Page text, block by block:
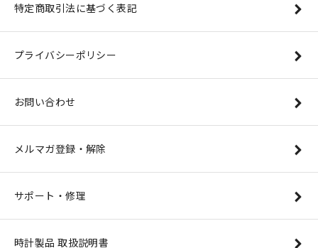
特定商取引法に基づく表記
プライバシーポリシー
お問い合わせ
メルマガ登録・解除
サポート・修理
時計製品 取扱説明書